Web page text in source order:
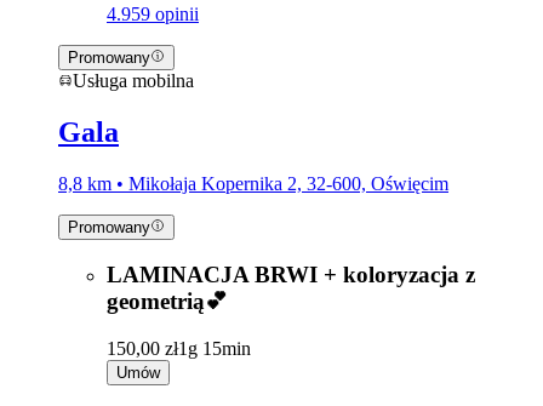
4.959 opinii
Promowany
Usługa mobilna
Gala
8,8 km • Mikołaja Kopernika 2, 32-600, Oświęcim
Promowany
LAMINACJA BRWI + koloryzacja z
geometrią💕
150,00 zł1g 15min
Umów